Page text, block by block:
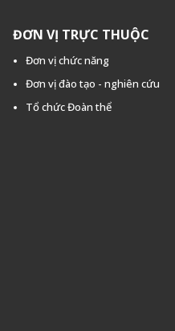
ĐƠN VỊ TRỰC THUỘC
Đơn vị chức năng
Đơn vị đào tạo - nghiên cứu
Tổ chức Đoàn thể